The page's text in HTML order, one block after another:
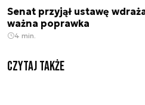
Senat przyjął ustawę
ważna poprawka
4 min.
Czytaj także